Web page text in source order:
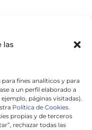
las
fines analíticos y para
a un perfil elaborado a
páginas visitadas).
Política de Cookies.
propias y de terceros
rechazar todas las